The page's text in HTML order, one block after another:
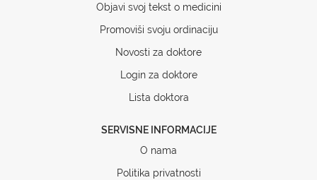
Objavi svoj tekst o medicini
Promoviši svoju ordinaciju
Novosti za doktore
Login za doktore
Lista doktora
SERVISNE INFORMACIJE
O nama
Politika privatnosti